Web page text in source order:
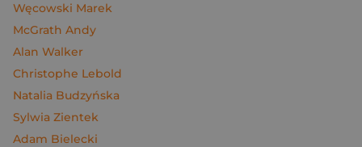
Węcowski Marek
McGrath Andy
Alan Walker
Christophe Lebold
Natalia Budzyńska
Sylwia Zientek
Adam Bielecki